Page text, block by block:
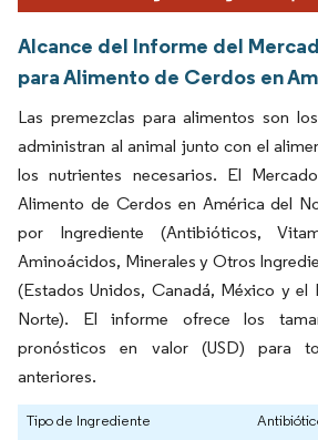
Alcance del Informe del
para Alimento de Cerdos en
Las premezclas para alimentos son
administran al animal junto con el
los nutrientes necesarios. El
Alimento de Cerdos en América del
por Ingrediente (Antibióticos,
Aminoácidos, Minerales y Otros
(Estados Unidos, Canadá, México y el
Norte). El informe ofrece los
pronósticos en valor (USD) para
anteriores.
Tipo de Ingrediente